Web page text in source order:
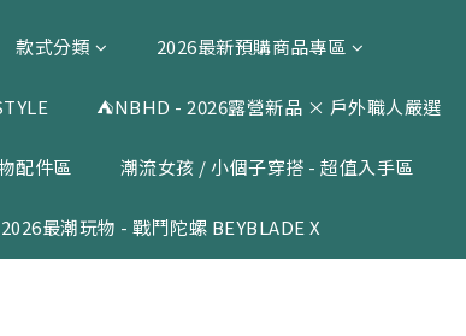
款式分類 2026最新預購商品專區
⛺️NBHD - 2026露營新品 × 戶外職人嚴選
配件區 潮流女孩 / 小個子穿搭 - 超值入手區
最潮玩物 - 戰鬥陀螺 BEYBLADE X